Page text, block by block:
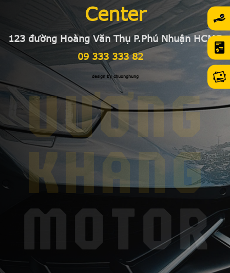
Center
123 đường Hoàng Văn Thụ P.Phú Nhuận HCMC
09 333 333 82
design by chuonghung
VƯƠNG
KHANG
MOTOR